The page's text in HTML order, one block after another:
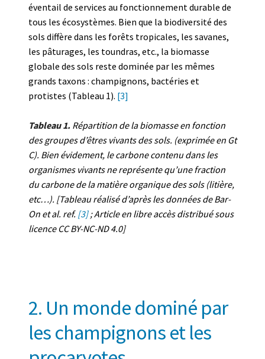
éventail de services au fonctionnement durable de
tous les écosystèmes. Bien que la biodiversité des
sols diffère dans les forêts tropicales, les savanes,
les pâturages, les toundras, etc., la biomasse
globale des sols reste dominée par les mêmes
grands taxons : champignons, bactéries et
protistes (Tableau 1). [3]
Tableau 1. Répartition de la biomasse en fonction
des groupes d’êtres vivants des sols. (exprimée en Gt
C). Bien évidement, le carbone contenu dans les
organismes vivants ne représente qu’une fraction
du carbone de la matière organique des sols (litière,
etc…). [Tableau réalisé d’après les données de Bar-
On et al. ref. [3]; Article en libre accès distribué sous
licence CC BY-NC-ND 4.0]
2. Un monde dominé par
les champignons et les